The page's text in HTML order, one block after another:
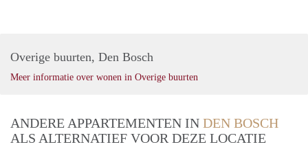
Overige buurten, Den Bosch
Meer informatie over wonen in Overige buurten
ANDERE APPARTEMENTEN IN DEN BOSCH
ALS ALTERNATIEF VOOR DEZE LOCATIE